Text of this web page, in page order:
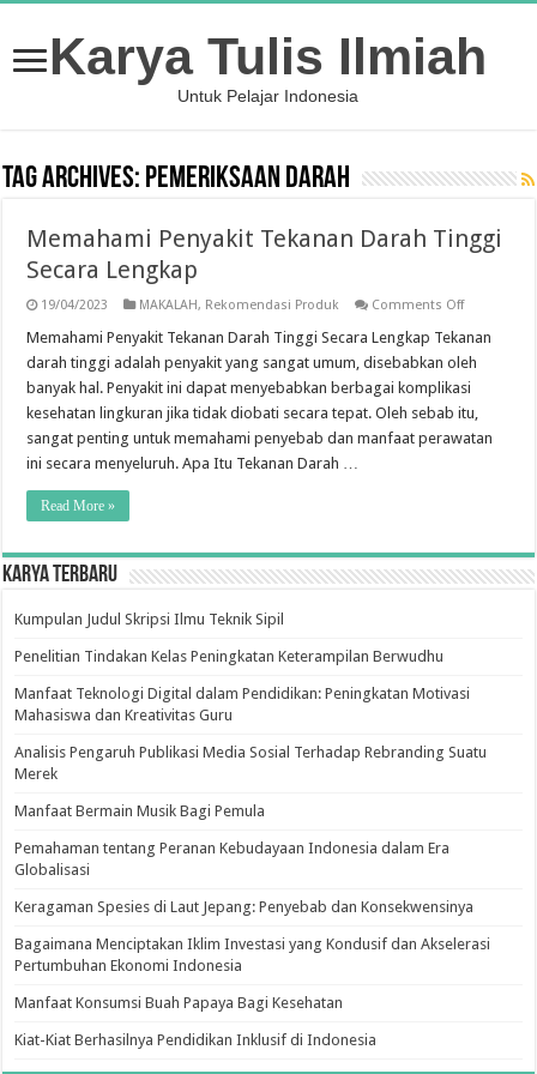
Karya Tulis Ilmiah
Untuk Pelajar Indonesia
Tag Archives: pemeriksaan darah
Memahami Penyakit Tekanan Darah Tinggi
Secara Lengkap
19/04/2023 MAKALAH, Rekomendasi Produk Comments Offon
Penyakit
Darah
Tinggi
Secara
Lengkap
Memahami Penyakit Tekanan Darah Tinggi Secara Lengkap Tekanan
darah tinggi adalah penyakit yang sangat umum, disebabkan oleh
banyak hal. Penyakit ini dapat menyebabkan berbagai komplikasi
kesehatan lingkuran jika tidak diobati secara tepat. Oleh sebab itu,
sangat penting untuk memahami penyebab dan manfaat perawatan
ini secara menyeluruh. Apa Itu Tekanan Darah …
Read More »
Karya Terbaru
Kumpulan Judul Skripsi Ilmu Teknik Sipil
Penelitian Tindakan Kelas Peningkatan Keterampilan Berwudhu
Manfaat Teknologi Digital dalam Pendidikan: Peningkatan Motivasi
Mahasiswa dan Kreativitas Guru
Analisis Pengaruh Publikasi Media Sosial Terhadap Rebranding Suatu
Merek
Manfaat Bermain Musik Bagi Pemula
Pemahaman tentang Peranan Kebudayaan Indonesia dalam Era
Globalisasi
Keragaman Spesies di Laut Jepang: Penyebab dan Konsekwensinya
Bagaimana Menciptakan Iklim Investasi yang Kondusif dan Akselerasi
Pertumbuhan Ekonomi Indonesia
Manfaat Konsumsi Buah Papaya Bagi Kesehatan
Kiat-Kiat Berhasilnya Pendidikan Inklusif di Indonesia